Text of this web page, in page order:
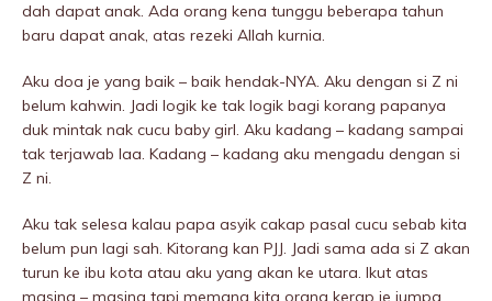
dah dapat anak. Ada orang kena tunggu beberapa tahun
baru dapat anak, atas rezeki Allah kurnia.
Aku doa je yang baik – baik hendak-NYA. Aku dengan si Z ni
belum kahwin. Jadi logik ke tak logik bagi korang papanya
duk mintak nak cucu baby girl. Aku kadang – kadang sampai
tak terjawab laa. Kadang – kadang aku mengadu dengan si
Z ni.
Aku tak selesa kalau papa asyik cakap pasal cucu sebab kita
belum pun lagi sah. Kitorang kan PJJ. Jadi sama ada si Z akan
turun ke ibu kota atau aku yang akan ke utara. Ikut atas
masing – masing tapi memang kita orang kerap je jumpa.